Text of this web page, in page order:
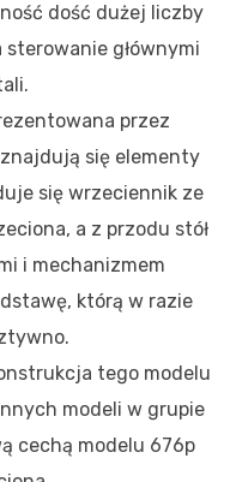
dość dużej liczby
głównymi
przez
się elementy
się wrzeciennik ze
a z przodu stół
i mechanizmem
którą w razie
tego modelu
modeli w grupie
cechą modelu 676p